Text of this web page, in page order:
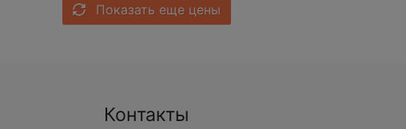
Показать еще цены
Контакты